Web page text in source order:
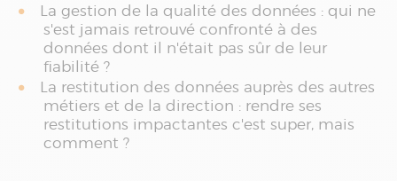
La gestion de la qualité des données : qui ne
s'est jamais retrouvé confronté à des
données dont il n'était pas sûr de leur
fiabilité ?
La restitution des données auprès des autres
métiers et de la direction : rendre ses
restitutions impactantes c'est super, mais
comment ?